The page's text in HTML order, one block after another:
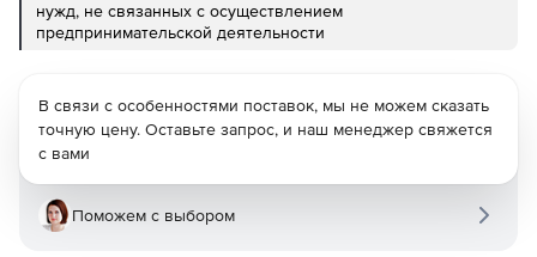
нужд, не связанных с осуществлением
предпринимательской деятельности
В связи с особенностями поставок, мы не можем сказать
точную цену. Оставьте запрос, и наш менеджер свяжется
с вами
Поможем с выбором